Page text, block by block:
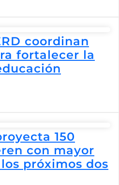
coordinan
fortalecer la
150
con mayor
próximos dos